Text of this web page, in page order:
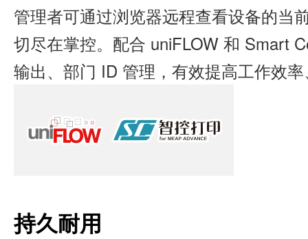
管理者可通过浏览器远程查看设备的当
切尽在掌控。配合 uniFLOW 和 Smart
输出、部门 ID 管理，有效提高工作效
持久耐用